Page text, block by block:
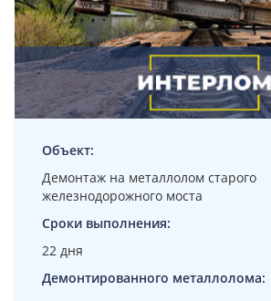
Объект:
Демонтаж на металлолом старого
железнодорожного моста
Сроки выполнения:
22 дня
Демонтированного металлолома: